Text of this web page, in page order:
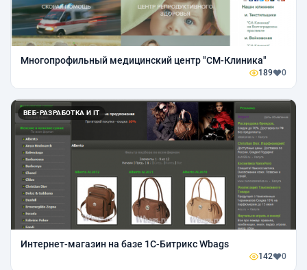
Многопрофильный медицинский центр "СМ-Клиника"
189 0
ВЕБ-РАЗРАБОТКА И IT
Интернет-магазин на базе 1С-Битрикс Wbags
142 0